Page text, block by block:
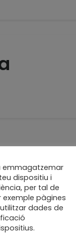
emmagatzemar
dispositiu i
per tal de
pàgines
dades de